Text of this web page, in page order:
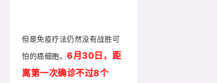
但是免疫疗法仍然没有战胜可
怕的癌细胞。6月30日，距
离第一次确诊不过8个